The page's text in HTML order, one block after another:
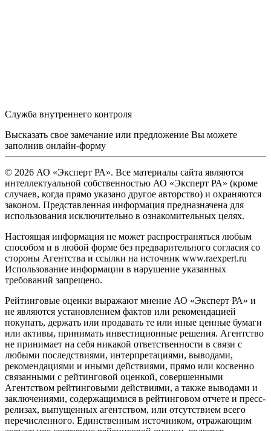
Служба внутреннего контроля
Высказать свое замечание или предложение Вы можете
заполнив онлайн-форму
© 2026 АО «Эксперт РА». Все материалы сайта являются
интеллектуальной собственностью АО «Эксперт РА» (кроме
случаев, когда прямо указано другое авторство) и охраняются
законом. Представленная информация предназначена для
использования исключительно в ознакомительных целях.
Настоящая информация не может распространяться любым
способом и в любой форме без предварительного согласия со
стороны Агентства и ссылки на источник www.raexpert.ru
Использование информации в нарушение указанных
требований запрещено.
Рейтинговые оценки выражают мнение АО «Эксперт РА» и
не являются установлением фактов или рекомендацией
покупать, держать или продавать те или иные ценные бумаги
или активы, принимать инвестиционные решения. Агентство
не принимает на себя никакой ответственности в связи с
любыми последствиями, интерпретациями, выводами,
рекомендациями и иными действиями, прямо или косвенно
связанными с рейтинговой оценкой, совершенными
Агентством рейтинговыми действиями, а также выводами и
заключениями, содержащимися в рейтинговом отчете и пресс-
релизах, выпущенных агентством, или отсутствием всего
перечисленного. Единственным источником, отражающим